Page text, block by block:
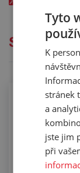
Služby
Lepení
Tyto
K
stránek
a
jste jim
při